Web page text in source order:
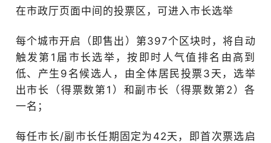
在市政厅页面中间的投票区，可进入市长选举
每个城市开启（即售出）第397个区块时，将自动
触发第1届市长选举，按即时人气值排名由高到
低、产生9名候选人，由全体居民投票3天，选举
出市长（得票数第1）和副市长（得票数第2）各
一名；
每任市长/副市长任期固定为42天，即首次票选启